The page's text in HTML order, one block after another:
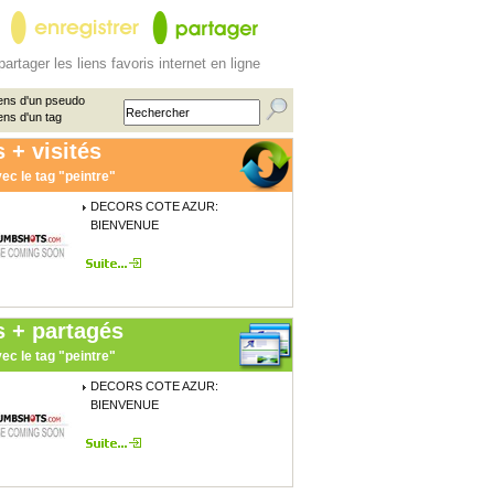
les liens favoris internet en ligne
d'un pseudo
d'un tag
+ visités
le tag "peintre"
DECORS COTE AZUR:
BIENVENUE
+ partagés
le tag "peintre"
DECORS COTE AZUR:
BIENVENUE